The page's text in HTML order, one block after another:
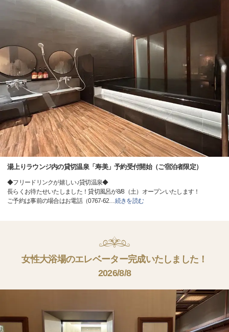
湯上りラウンジ内の貸切温泉「寿美」予約受付開始（ご宿泊者限定）
◆フリードリンクが嬉しい♪貸切温泉◆
長らくお待たせいたしました！貸切風呂が8/8（土）オープンいたします！
ご予約は事前の場合はお電話（0767-62…続きを読む
女性大浴場のエレベーター完成いたしました！
2026/8/8